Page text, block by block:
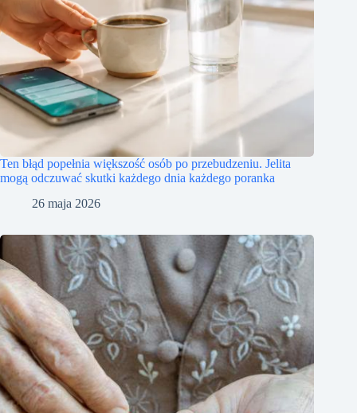
Ten błąd popełnia większość osób po przebudzeniu. Jelita
mogą odczuwać skutki każdego dnia każdego poranka
26 maja 2026